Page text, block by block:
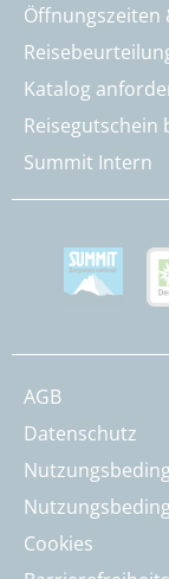
Öffnungszeiten
Katalog
Reisegutschein
Summit Intern
AGB
Datenschutz
Cookies